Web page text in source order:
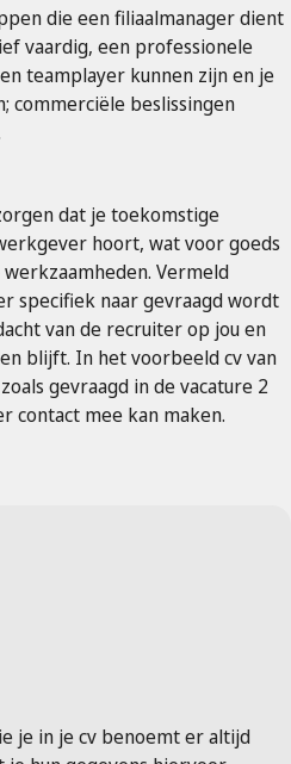
die een filiaalmanager dient
vaardig, een professionele
teamplayer kunnen zijn en je
commerciële beslissingen
dat je toekomstige
hoort, wat voor goeds
Vermeld
specifiek naar gevraagd wordt
van de recruiter op jou en
blijft. In het voorbeeld cv van
gevraagd in de vacature 2
contact mee kan maken.
je in je cv benoemt er altijd